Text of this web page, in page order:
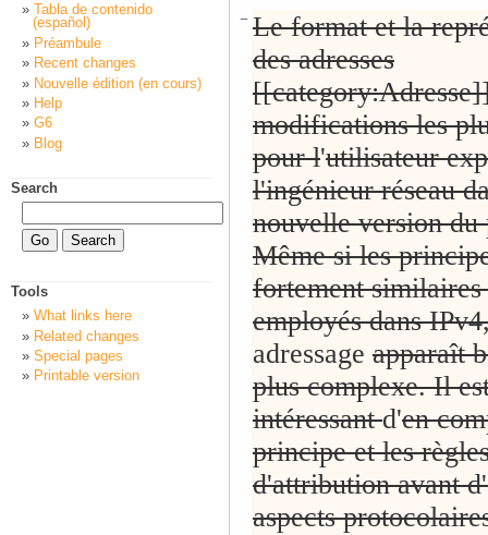
− Le format et la
des adresses
modifications les
pour l'utilisateur
l'ingénieur réseau
nouvelle version du
Même si les
fortement similaires
employés dans
adressage apparaît
plus complexe. Il
intéressantd'en
principe et les
d'attribution avant
aspects
Tabla de contenido
(español)
Préambule
Recent changes
Nouvelle édition (en cours)
Help
G6
Blog
Search
Tools
What links here
Related changes
Special pages
Printable version